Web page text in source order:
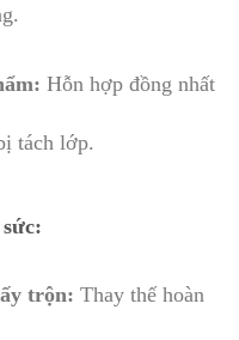
Hỗn hợp đồng nhất
tách lớp.
trộn: Thay thế hoàn